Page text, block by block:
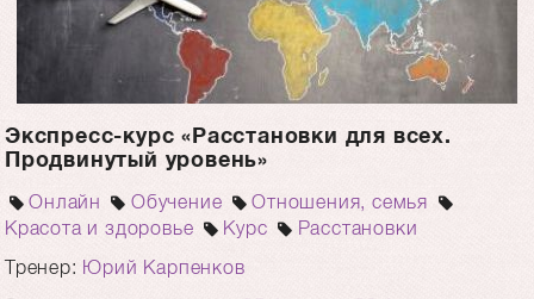
Экспресс-курс «Расстановки для всех.
Продвинутый уровень»
Онлайн Обучение
Отношения, семья
Красота и здоровье
Курс
Расстановки
Тренер: Юрий Карпенков